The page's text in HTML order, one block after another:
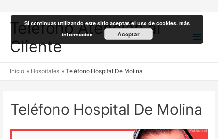
Teléfono Atención al
Cliente
Inicio Hospitales Teléfono Hospital De Molina
Teléfono Hospital De Molina
Si continuas utilizando este sitio aceptas el uso de cookies.más
información
Aceptar